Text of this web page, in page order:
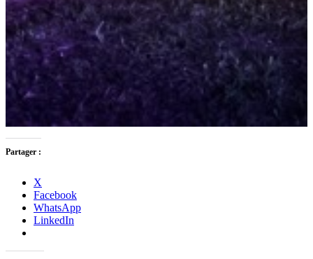
Partager :
X
Facebook
WhatsApp
LinkedIn